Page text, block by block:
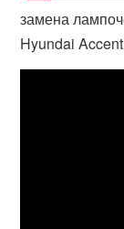
замена
Hyundai